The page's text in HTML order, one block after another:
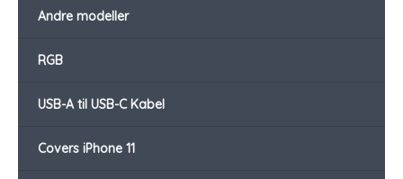
Andre modeller
RGB
USB-A til USB-C Kabel
Covers iPhone 11